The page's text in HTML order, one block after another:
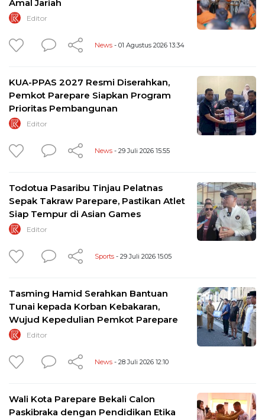
Amal Jariah
Editor
News - 01 Agustus 2026 13:34
KUA-PPAS 2027 Resmi Diserahkan,
Pemkot Parepare Siapkan Program
Prioritas Pembangunan
Editor
News - 29 Juli 2026 15:55
Todotua Pasaribu Tinjau Pelatnas
Sepak Takraw Parepare, Pastikan Atlet
Siap Tempur di Asian Games
Editor
Sports - 29 Juli 2026 15:05
Tasming Hamid Serahkan Bantuan
Tunai kepada Korban Kebakaran,
Wujud Kepedulian Pemkot Parepare
Editor
News - 28 Juli 2026 12:10
Wali Kota Parepare Bekali Calon
Paskibraka dengan Pendidikan Etika